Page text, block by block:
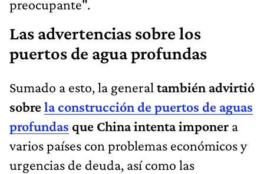
preocupante".
Las advertencias sobre los
puertos de agua profundas
Sumado a esto, la general también advirtió
sobrela construcción de puertos de aguas
profundas que China intenta imponer a
varios países con problemas económicos y
urgencias de deuda, así como las